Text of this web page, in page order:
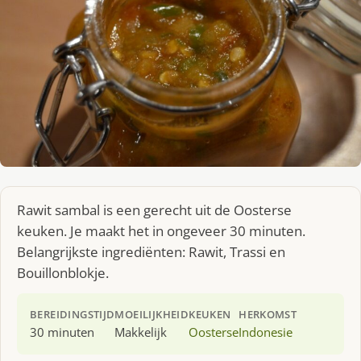
Rawit sambal is een gerecht uit de Oosterse
keuken. Je maakt het in ongeveer 30 minuten.
Belangrijkste ingrediënten: Rawit, Trassi en
Bouillonblokje.
BEREIDINGSTIJD
30 minuten
MOEILIJKHEID
Makkelijk
KEUKEN
Oosterse
HERKOMST
Indonesie